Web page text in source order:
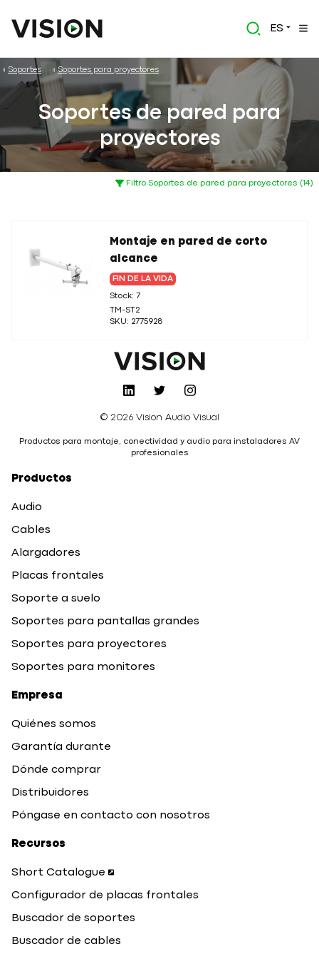
ES
Soportes Soportes para proyectores
Soportes de pared para
proyectores
Filtro Soportes de pared para proyectores (14)
Montaje en pared de corto
alcance
FIN DE LA VIDA
Stock: 7
TM-ST2
SKU: 2775928
© 2026 Vision Audio Visual
Productos para montaje, conectividad y audio para instaladores AV
profesionales
Productos
Audio
Cables
Alargadores
Placas frontales
Soporte a suelo
Soportes para pantallas grandes
Soportes para proyectores
Soportes para monitores
Empresa
Quiénes somos
Garantía durante
Dónde comprar
Distribuidores
Póngase en contacto con nosotros
Recursos
Short Catalogue
Configurador de placas frontales
Buscador de soportes
Buscador de cables